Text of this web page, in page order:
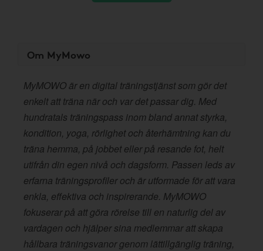
Om MyMowo
MyMOWO är en digital träningstjänst som gör det
enkelt att träna när och var det passar dig. Med
hundratals träningspass inom bland annat styrka,
kondition, yoga, rörlighet och återhämtning kan du
träna hemma, på jobbet eller på resande fot, helt
utifrån din egen nivå och dagsform. Passen leds av
erfarna träningsprofiler och är utformade för att vara
enkla, effektiva och inspirerande. MyMOWO
fokuserar på att göra rörelse till en naturlig del av
vardagen och hjälper sina medlemmar att skapa
hållbara träningsvanor genom lättillgänglig träning,